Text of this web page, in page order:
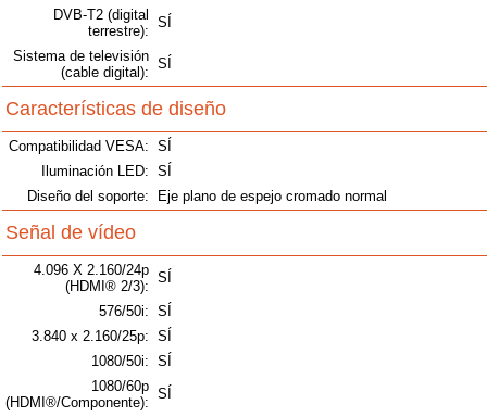
DVB-T2 (digital
terrestre):
SÍ
Sistema de televisión
(cable digital):
SÍ
Características de diseño
Compatibilidad VESA: SÍ
Iluminación LED: SÍ
Diseño del soporte:
Eje plano de espejo cromado normal
Señal de vídeo
4.096 X 2.160/24p
(HDMI® 2/3):
SÍ
576/50i: SÍ
3.840 x 2.160/25p: SÍ
1080/50i: SÍ
1080/60p
(HDMI®/Componente):
SÍ